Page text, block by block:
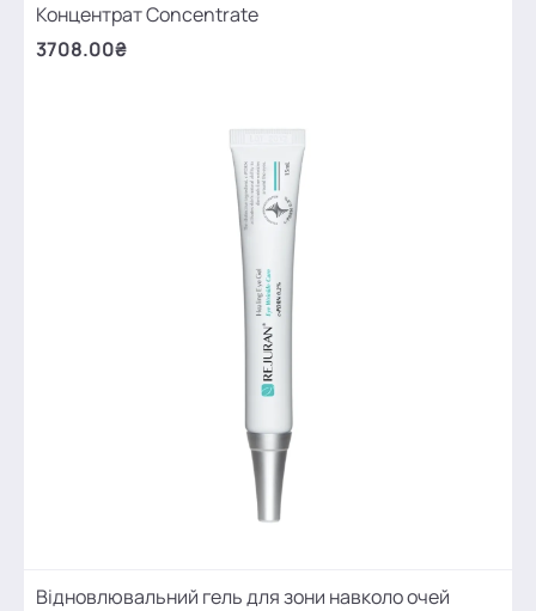
Концентрат Concentrate
3708.00₴
Відновлювальний гель для зони навколо очей